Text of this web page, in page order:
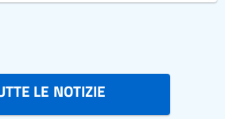
LE NOTIZIE